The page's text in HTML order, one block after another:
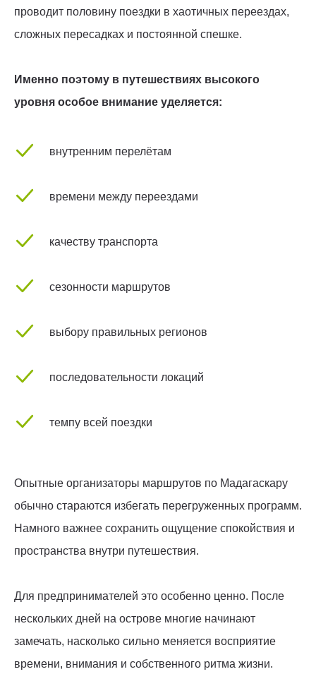
проводит половину поездки в хаотичных переездах,
сложных пересадках и постоянной спешке.
Именно поэтому в путешествиях высокого
уровня особое внимание уделяется:
внутренним перелётам
времени между переездами
качеству транспорта
сезонности маршрутов
выбору правильных регионов
последовательности локаций
темпу всей поездки
Опытные организаторы маршрутов по Мадагаскару
обычно стараются избегать перегруженных программ.
Намного важнее сохранить ощущение спокойствия и
пространства внутри путешествия.
Для предпринимателей это особенно ценно. После
нескольких дней на острове многие начинают
замечать, насколько сильно меняется восприятие
времени, внимания и собственного ритма жизни.